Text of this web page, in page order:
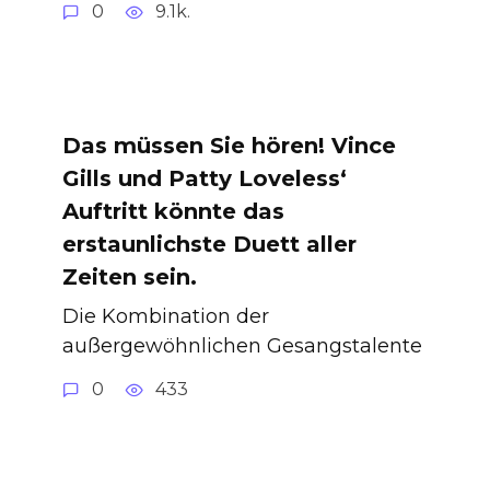
0 9.1k.
Das müssen Sie hören! Vince
Gills und Patty Loveless‘
Auftritt könnte das
erstaunlichste Duett aller
Zeiten sein.
Die Kombination der
außergewöhnlichen Gesangstalente
0 433